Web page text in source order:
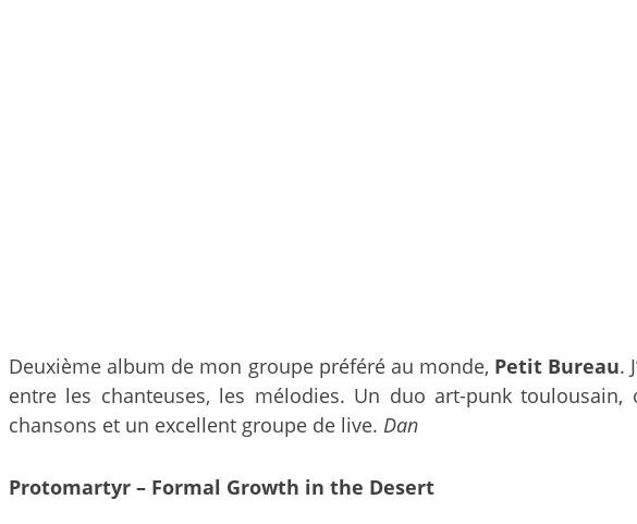
Deuxième album de mon groupe préféré au monde, Petit Bureau.
entre les chanteuses, les mélodies. Un duo art-punk
chansons et un excellent groupe de live. Dan
Protomartyr – Formal Growth in the Desert